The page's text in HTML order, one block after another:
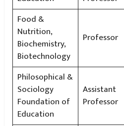
Food &
Nutrition,
Biochemistry,
Biotechnology
Professor
Philosophical &
Sociology
Foundation of
Education
Assistant
Professor